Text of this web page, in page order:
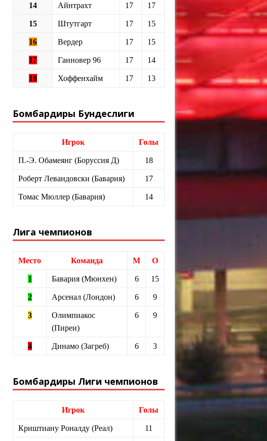
14 Айнтрахт 17 17
15 Штутгарт 17 15
16 Вердер 17 15
17 Ганновер 96 17 14
18 Хоффенхайм 17 13
Бомбардиры Бундеслиги
Игрок Голы
П.-Э. Обамеянг (Боруссия Д) 18
Роберт Левандовски (Бавария) 17
Томас Мюллер (Бавария) 14
Лига чемпионов
Место Команда М О
1 Бавария (Мюнхен) 6 15
2 Арсенал (Лондон) 6 9
3
Олимпиакос
(Пиреи)
6 9
4 Динамо (Загреб) 6 3
Бомбардиры Лиги чемпионов
Игрок Голы
Криштиану Роналду (Реал) 11